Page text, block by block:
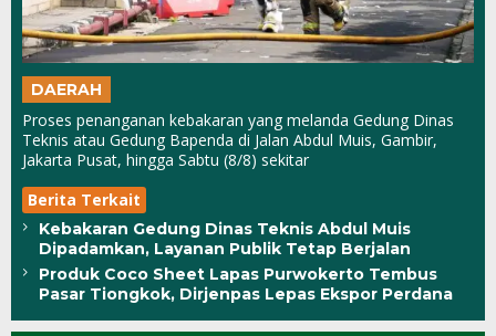
DAERAH
Proses penanganan kebakaran yang melanda Gedung Dinas
Teknis atau Gedung Bapenda di Jalan Abdul Muis, Gambir,
Jakarta Pusat, hingga Sabtu (8/8) sekitar
Berita Terkait
Kebakaran Gedung Dinas Teknis Abdul Muis
Dipadamkan, Layanan Publik Tetap Berjalan
Produk Coco Sheet Lapas Purwokerto Tembus
Pasar Tiongkok, Dirjenpas Lepas Ekspor Perdana